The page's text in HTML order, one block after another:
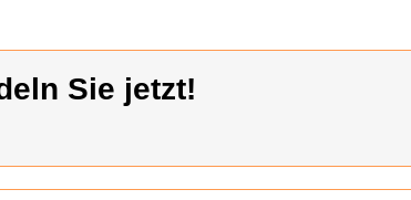
Sie jetzt!